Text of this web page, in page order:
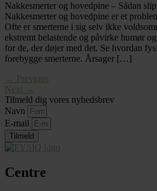
Nakkesmerter og hovedpine – Sådan
Nakkesmerter og hovedpine er et
Ofte er smerterne i sig selv ikke
ekstremt belastende og påvirke humør
for de, der døjer med det. Se hvordan
forebygge smerterne. Årsager […]
← Previous
Next →
Tilmeld dig vores nyhedsbrev
Navn
E-mail
Tilmeld
Centre